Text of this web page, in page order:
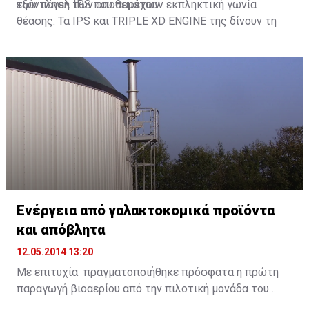
των πάνελ IPS που παρέχουν εκπληκτική γωνία
θέασης. Τα IPS και TRIPLE XD ENGINE της δίνουν τη
λειτουργία έξυπνης εξοικονόμησης ενέργειας SMART
ENERGY SAVING, βοηθά τους χρήστες να περιορίσουν
την κατανάλωση ηλεκτρικής ενέργειας.
εξάντληση των αποθεμάτων.
Ενέργεια από γαλακτοκομικά προϊόντα
και απόβλητα
12.05.2014 13:20
Με επιτυχία πραγματοποιήθηκε πρόσφατα η πρώτη
παραγωγή βιοαερίου από την πιλοτική μονάδα του